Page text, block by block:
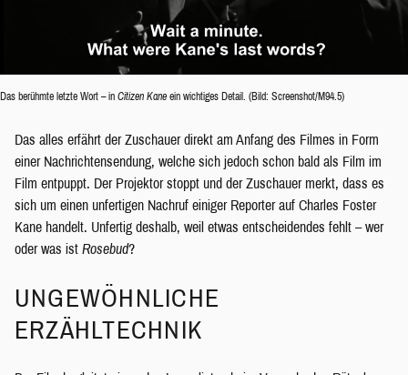
Das berühmte letzte Wort – in Citizen Kane ein wichtiges Detail. (Bild: Screenshot/M94.5)
Das alles erfährt der Zuschauer direkt am Anfang des Filmes in Form
einer Nachrichtensendung, welche sich jedoch schon bald als Film im
Film entpuppt. Der Projektor stoppt und der Zuschauer merkt, dass es
sich um einen unfertigen Nachruf einiger Reporter auf Charles Foster
Kane handelt. Unfertig deshalb, weil etwas entscheidendes fehlt – wer
oder was ist Rosebud?
UNGEWÖHNLICHE
ERZÄHLTECHNIK